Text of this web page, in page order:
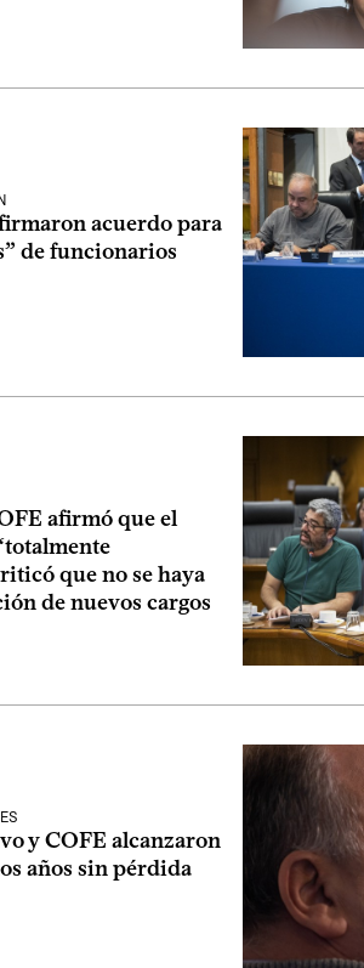
acuerdo para
de funcionarios
afirmó que el
que no se haya
de nuevos cargos
y COFE alcanzaron
años sin pérdida